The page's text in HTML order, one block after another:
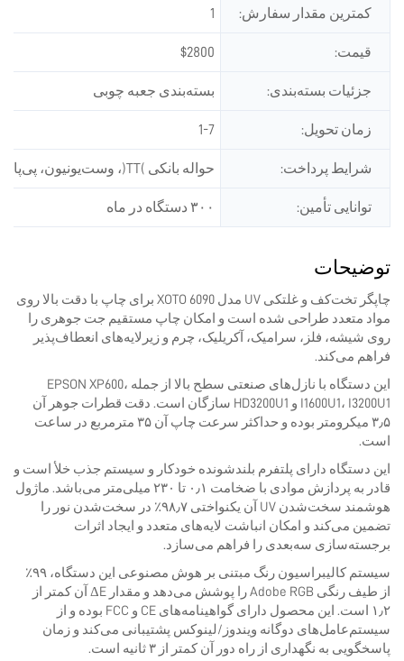
کمترین مقدار سفارش: 1
قیمت: $2800
جزئیات بسته‌بندی: بسته‌بندی جعبه چوبی
زمان تحویل: 1-7
شرایط پرداخت: حواله بانکی (TT)، وست‌یونیون، پی‌پال، آلی‌پی‌پل
توانایی تأمین: ۳۰۰ دستگاه در ماه
توضیحات
چاپگر تخت‌کف و غلتکی UV مدل XOTO 6090 برای چاپ با دقت بالا روی
مواد متعدد طراحی شده است و امکان چاپ مستقیم جت جوهری را
روی شیشه، فلز، سرامیک، آکریلیک، چرم و زیرلایه‌های انعطاف‌پذیر
فراهم می‌کند.
این دستگاه با نازل‌های صنعتی سطح بالا از جمله EPSON XP600،
I1600U1، I3200U1 و HD3200U1 سازگان است. دقت قطرات جوهر آن
۳٫۵ میکرومتر بوده و حداکثر سرعت چاپ آن ۳۵ مترمربع در ساعت
است.
این دستگاه دارای پلتفرم بلندشونده خودکار و سیستم جذب خلأ است و
قادر به پردازش موادی با ضخامت ۰٫۱ تا ۲۳۰ میلی‌متر می‌باشد. ماژول
هوشمند سخت‌شدن UV آن یکنواختی ۹۸٫۷٪ در سخت‌شدن نور را
تضمین می‌کند و امکان انباشت لایه‌های متعدد و ایجاد اثرات
برجسته‌سازی سه‌بعدی را فراهم می‌سازد.
سیستم کالیبراسیون رنگ مبتنی بر هوش مصنوعی این دستگاه، ۹۹٪
از طیف رنگی Adobe RGB را پوشش می‌دهد و مقدار ΔE آن کمتر از
۱٫۲ است. این محصول دارای گواهینامه‌های CE و FCC بوده و از
سیستم‌عامل‌های دوگانه ویندوز/لینوکس پشتیبانی می‌کند و زمان
پاسخگویی به نگهداری از راه دور آن کمتر از ۳ ثانیه است.